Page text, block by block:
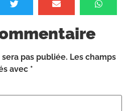
pas publiée. Les champs
avec *